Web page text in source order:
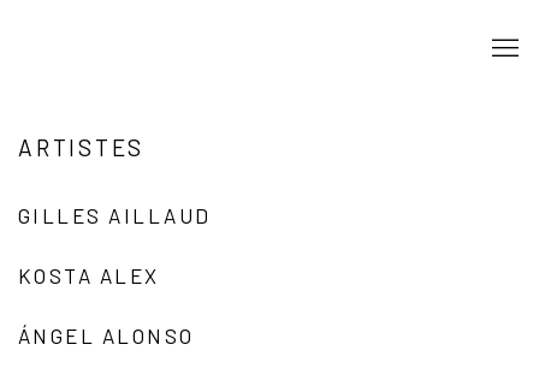
ARTISTES
GILLES AILLAUD
KOSTA ALEX
ÁNGEL ALONSO